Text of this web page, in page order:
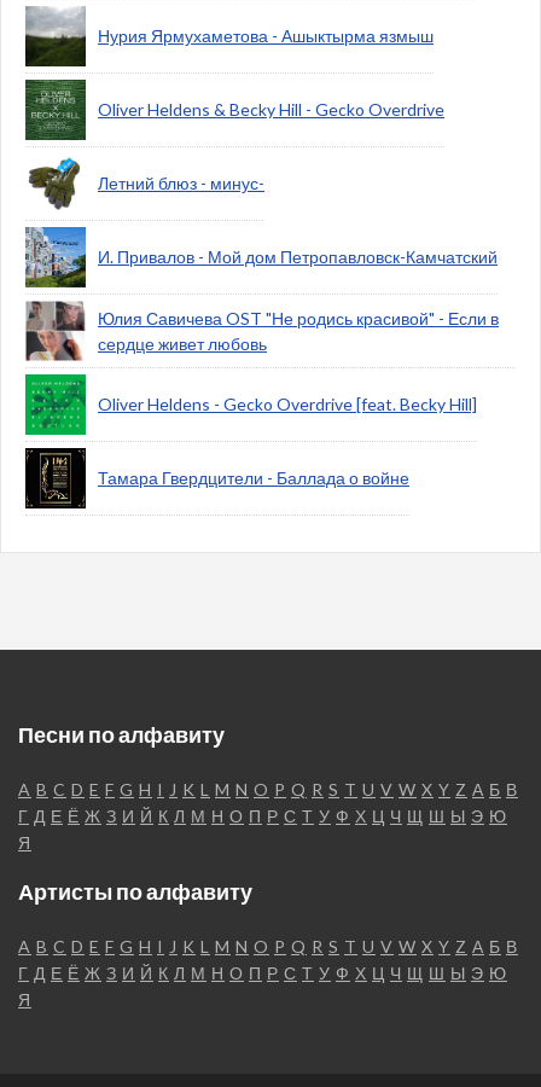
Нурия Ярмухаметова - Ашыктырма язмыш
Oliver Heldens & Becky Hill - Gecko Overdrive
Летний блюз - минус-
И. Привалов - Мой дом Петропавловск-Камчатский
Юлия Савичева OST "Не родись красивой" - Если в
сердце живет любовь
Oliver Heldens - Gecko Overdrive [feat. Becky Hill]
Тамара Гвердцители - Баллада о войне
Песни по алфавиту
A B C D E F G H I J K L M N O P Q R S T U V W X Y Z А Б В
Г Д Е Ё Ж З И Й К Л М Н О П Р С Т У Ф Х Ц Ч Щ Ш Ы Э Ю
Я
Артисты по алфавиту
A B C D E F G H I J K L M N O P Q R S T U V W X Y Z А Б В
Г Д Е Ё Ж З И Й К Л М Н О П Р С Т У Ф Х Ц Ч Щ Ш Ы Э Ю
Я